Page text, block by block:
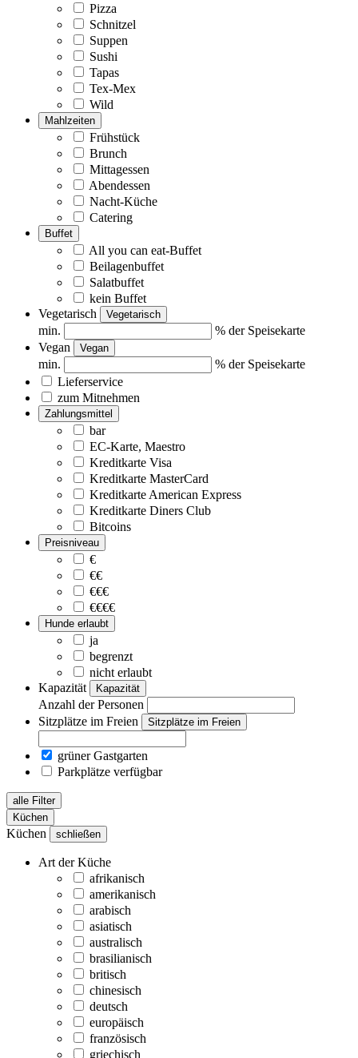
Pizza
Schnitzel
Suppen
Sushi
Tapas
Tex-Mex
Wild
Mahlzeiten
Frühstück
Brunch
Mittagessen
Abendessen
Nacht-Küche
Catering
Buffet
All you can eat-Buffet
Beilagenbuffet
Salatbuffet
kein Buffet
Vegetarisch
Vegetarisch
min.
% der Speisekarte
Vegan
Vegan
min.
% der Speisekarte
Lieferservice
zum Mitnehmen
Zahlungsmittel
bar
EC-Karte, Maestro
Kreditkarte Visa
Kreditkarte MasterCard
Kreditkarte American Express
Kreditkarte Diners Club
Bitcoins
Preisniveau
€
€€
€€€
€€€€
Hunde erlaubt
ja
begrenzt
nicht erlaubt
Kapazität
Kapazität
Anzahl der Personen
Sitzplätze im Freien
Sitzplätze im Freien
grüner Gastgarten
Parkplätze verfügbar
alle Filter
Küchen
Küchen schließen
Art der Küche
afrikanisch
amerikanisch
arabisch
asiatisch
australisch
brasilianisch
britisch
chinesisch
deutsch
europäisch
französisch
griechisch